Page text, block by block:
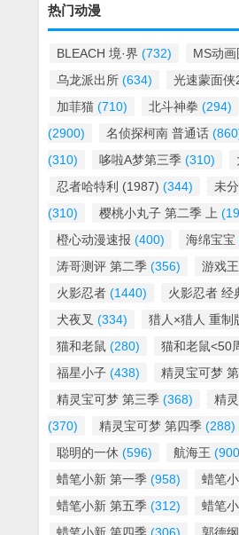
热门动漫
BLEACH 境·界 (732) MS动
乌龙派出所 (634) 光速蒙面侠
加菲猫 (710) 北斗神拳 (294)
(2900)
名侦探柯南 普通话
(310)
哆啦A梦第三季 (310)
忍者哈特利 (1987) (344) 未
(310)
樱桃小丸子 第二季 上
橙心动漫速报 (400) 海绵宝宝
涛哥测评 第二季 (356) 游戏
火影忍者 (1440) 火影忍者 经
犬夜叉 (334) 猎人×猎人 重制
猫和老鼠 (280) 猫和老鼠<50
福星小子 (438) 精灵宝可梦
精灵宝可梦 第三季 (368)
精
(370)
精灵宝可梦 第四季 (288)
聪明的一休 (596) 航海王
蜡笔小新 第一季 (958) 蜡笔
蜡笔小新 第五季 (312) 蜡笔